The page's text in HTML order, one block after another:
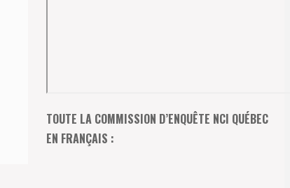
TOUTE LA COMMISSION D’ENQUÊTE NCI QUÉBEC
EN FRANÇAIS :